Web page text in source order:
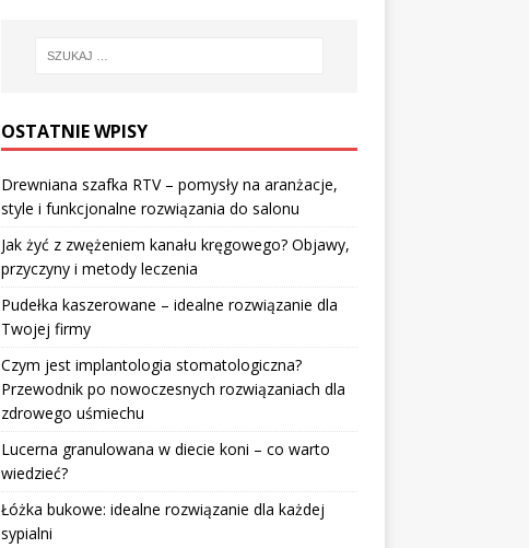
OSTATNIE WPISY
Drewniana szafka RTV – pomysły na aranżacje,
style i funkcjonalne rozwiązania do salonu
Jak żyć z zwężeniem kanału kręgowego? Objawy,
przyczyny i metody leczenia
Pudełka kaszerowane – idealne rozwiązanie dla
Twojej firmy
Czym jest implantologia stomatologiczna?
Przewodnik po nowoczesnych rozwiązaniach dla
zdrowego uśmiechu
Lucerna granulowana w diecie koni – co warto
wiedzieć?
Łóżka bukowe: idealne rozwiązanie dla każdej
sypialni